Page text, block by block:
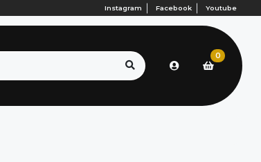
Instagram Facebook Youtube
0